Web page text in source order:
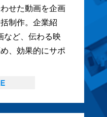
せた動画を企画
制作。企業紹
など、伝わる映
、効果的にサポ